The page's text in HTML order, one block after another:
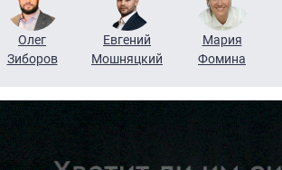
Олег
Зиборов
Евгений
Мошняцкий
Мария
Фомина